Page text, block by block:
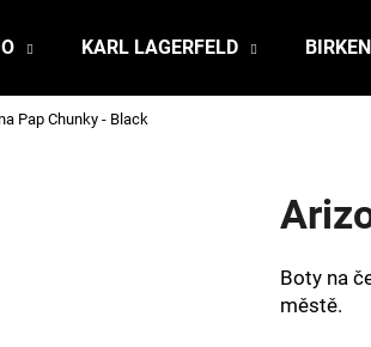
KARL LAGERFELD
Pap Chunky - Black
Boty na
městě.
Co potřebujete najít?
HLEDAT